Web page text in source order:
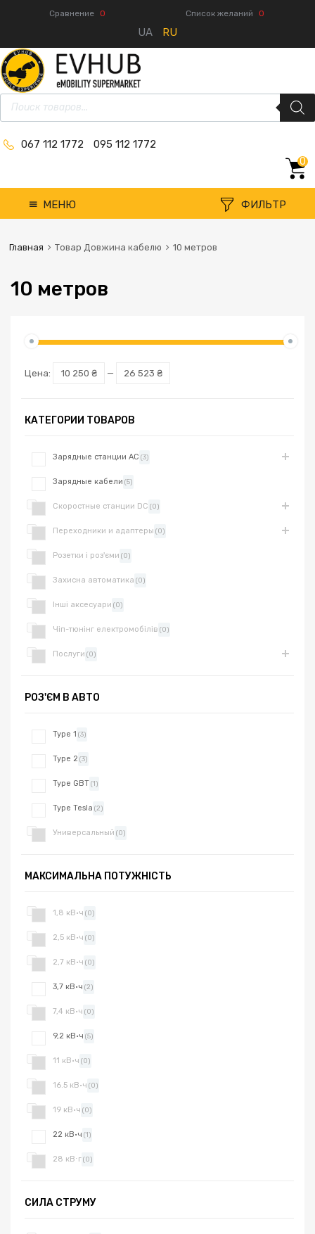
Сравнение 0 Список желаний 0
UA RU
067 112 1772 095 112 1772
0
МЕНЮ ФИЛЬТР
Главная Товар Довжина кабелю 10 метров
10 метров
Цена: 10 250 ₴ — 26 523 ₴
КАТЕГОРИИ ТОВАРОВ
Зарядные станции AC (3)
Зарядные кабели (5)
Скоростные станции DC (0)
Переходники и адаптеры (0)
Розетки і роз'єми (0)
Захисна автоматика (0)
Інші аксесуари (0)
Чіп-тюнінг електромобілів (0)
Послуги (0)
РОЗ'ЄМ В АВТО
Type 1 (3)
Type 2 (3)
Type GBT(1)
Type Tesla (2)
Универсальный (0)
МАКСИМАЛЬНА ПОТУЖНІСТЬ
1,8 кВ·ч (0)
2,5 кВ·ч (0)
2,7 кВ·ч (0)
3,7 кВ·ч (2)
7,4 кВ·ч (0)
9,2 кВ·ч (5)
11 кВ·ч (0)
16.5 кВ·ч (0)
19 кВ·ч (0)
22 кВ·ч (1)
28 кВ⋅г(0)
СИЛА СТРУМУ